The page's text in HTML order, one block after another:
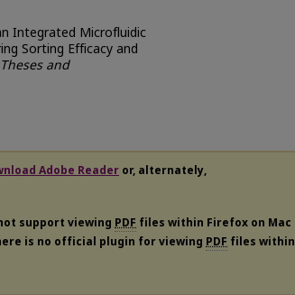
Integrated Microfluidic
Sorting Efficacy and
and
Adobe Reader or, alternately,
support viewing PDF files within Firefox on Mac
is no official plugin for viewing PDF files within